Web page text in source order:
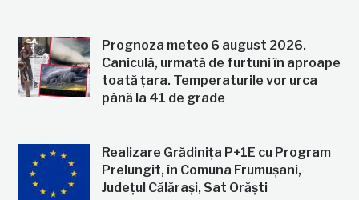
Prognoza meteo 6 august 2026.
Caniculă, urmată de furtuni în aproape
toată țara. Temperaturile vor urca
până la 41 de grade
Realizare Grădinița P+1E cu Program
Prelungit, în Comuna Frumușani,
Județul Călărași, Sat Orăști